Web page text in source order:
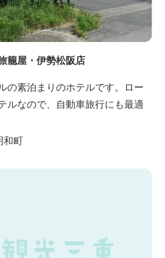
籠屋・伊勢松阪店
の素泊まりのホテルです。ロー
ルなので、自動車旅行にも最適
和町